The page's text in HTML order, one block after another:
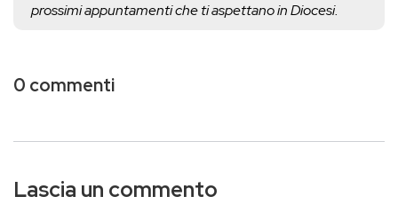
prossimi appuntamenti che ti aspettano in Diocesi.
0 commenti
Lascia un commento